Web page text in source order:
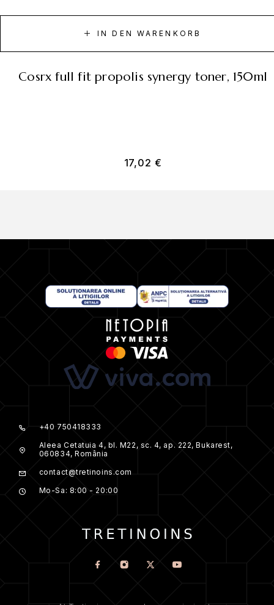
IN DEN WARENKORB
cosrx full fit propolis synergy toner, 150ml
17,02 €
+40 750418333
Aleea Cetatuia 4, bl. M22, sc. 4, ap. 222, Bukarest,
060834, România
contact@tretinoins.com
Mo-Sa: 8:00 - 20:00